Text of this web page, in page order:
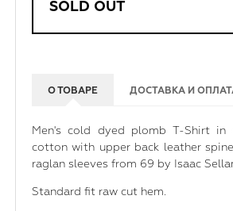
SOLD OUT
О ТОВАРЕ ДОСТАВКА И
Men's cold dyed plomb T-Shirt in
cotton with upper back leather
raglan sleeves from 69 by Isaac
Standard fit raw cut hem.